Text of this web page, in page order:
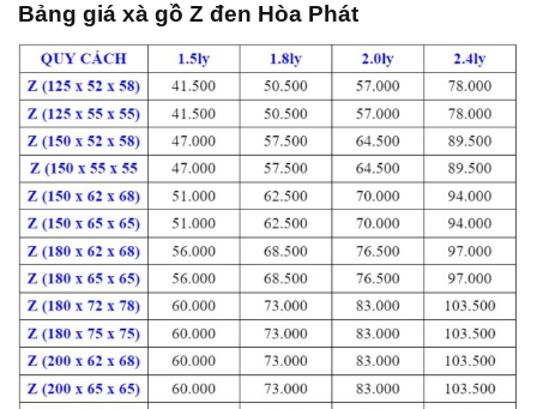
Bảng giá xà gồ Z đen Hòa Phát